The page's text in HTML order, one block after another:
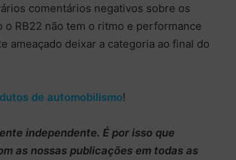
comentários negativos sobre os
o RB22 não tem o ritmo e performance
ameaçado deixar a categoria ao final do
de automobilismo!
independente. É por isso que
as nossas publicações em todas as